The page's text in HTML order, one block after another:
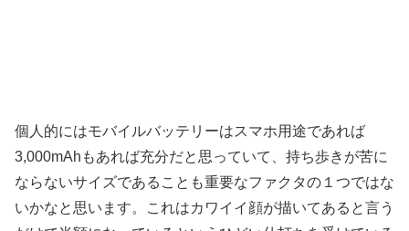
個人的にはモバイルバッテリーはスマホ用途であれば
3,000mAhもあれば充分だと思っていて、持ち歩きが苦に
ならないサイズであることも重要なファクタの１つではな
いかなと思います。これはカワイイ顔が描いてあると言う